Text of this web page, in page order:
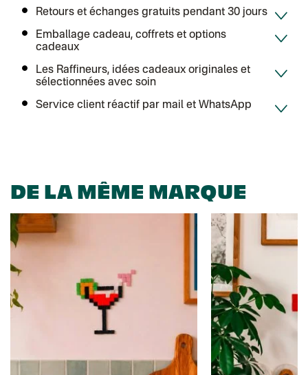
Retours et échanges gratuits pendant 30 jours
Emballage cadeau, coffrets et options
cadeaux
Les Raffineurs, idées cadeaux originales et
sélectionnées avec soin
Service client réactif par mail et WhatsApp
DE LA MÊME MARQUE